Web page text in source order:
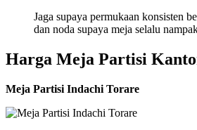
Jaga supaya permukaan konsisten
dan noda supaya meja selalu
Harga Meja Partisi
Meja Partisi Indachi Torare